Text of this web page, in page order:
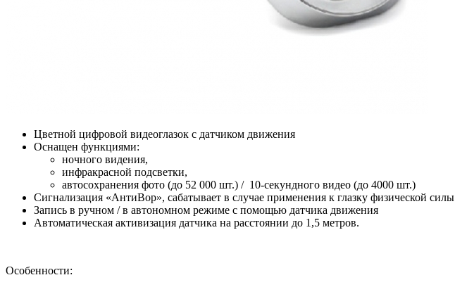
Цветной цифровой видеоглазок с датчиком движения
Оснащен функциями:
ночного видения,
инфракрасной подсветки,
автосохранения фото (до 52 000 шт.) / 10-секундного видео (до 4000 шт.)
Сигнализация «АнтиВор», сабатывает в случае применения к глазку физической силы
Запись в ручном / в автономном режиме с помощью датчика движения
Автоматическая активизация датчика на расстоянии до 1,5 метров.
Особенности: